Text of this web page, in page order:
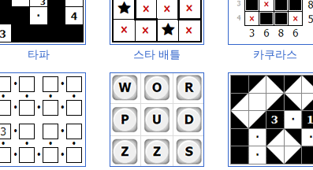
타파 스타 배틀 카쿠라스